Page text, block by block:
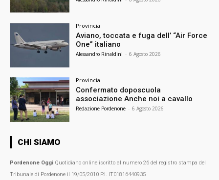
Provincia
Aviano, toccata e fuga dell’ “Air Force
One” italiano
Alessandro Rinaldini - 6 Agosto 2026
Provincia
Confermato doposcuola
associazione Anche noi a cavallo
Redazione Pordenone - 6 Agosto 2026
CHI SIAMO
Pordenone Oggi Quotidiano online iscritto al numero 26 del registro stampa del
Tribunale di Pordenone il 19/05/2010 P.I. IT01816440935